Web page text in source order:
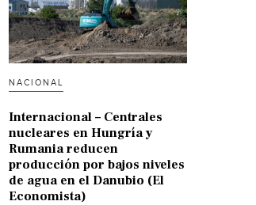
NACIONAL
Internacional – Centrales
nucleares en Hungría y
Rumania reducen
producción por bajos niveles
de agua en el Danubio (El
Economista)